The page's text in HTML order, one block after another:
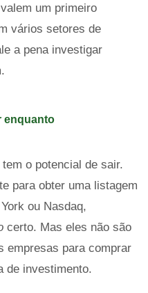
um primeiro
vários setores de
a pena investigar
enquanto
o potencial de sair.
para obter uma listagem
ou Nasdaq,
certo. Mas eles não são
empresas para comprar
de investimento.